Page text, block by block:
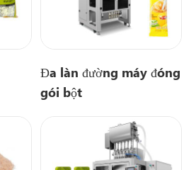
Đa làn đường máy đóng
gói bột